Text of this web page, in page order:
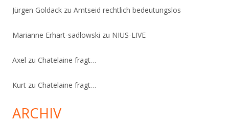
Jürgen Goldack zu Amtseid rechtlich bedeutungslos
Marianne Erhart-sadlowski zu NIUS-LIVE
Axel zu Chatelaine fragt…
Kurt zu Chatelaine fragt…
ARCHIV